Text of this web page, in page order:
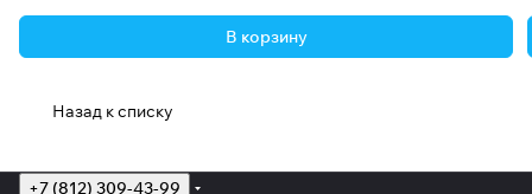
В корзину
Назад к списку
+7 (812) 309-43-99